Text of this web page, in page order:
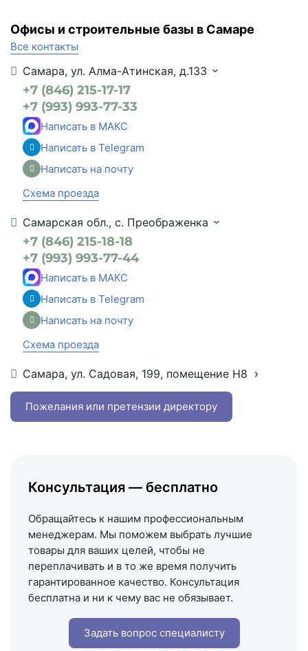
Офисы и строительные базы в Самаре
Все контакты
Самара, ул. Алма-Атинская, д.133
+7 (846) 215-17-17
+7 (993) 993-77-33
Написать в МАКС
Написать в Telegram
Написать на почту
Схема проезда
Самарская обл., с. Преображенка
+7 (846) 215-18-18
+7 (993) 993-77-44
Написать в МАКС
Написать в Telegram
Написать на почту
Схема проезда
Самара, ул. Садовая, 199, помещение Н8
+7 (993) 993-77-22
Написать в МАКС
Схема проезда
Пожелания или претензии директору
Консультация — бесплатно
Обращайтесь к нашим профессиональным
менеджерам. Мы поможем выбрать лучшие
товары для ваших целей, чтобы не
переплачивать и в то же время получить
гарантированное качество. Консультация
бесплатна и ни к чему вас не обязывает.
Задать вопрос специалисту